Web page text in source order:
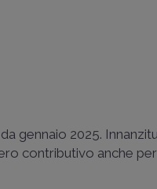
gennaio 2025.
contributivo anche